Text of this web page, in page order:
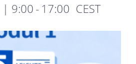
| 9:00 - 17:00 CEST